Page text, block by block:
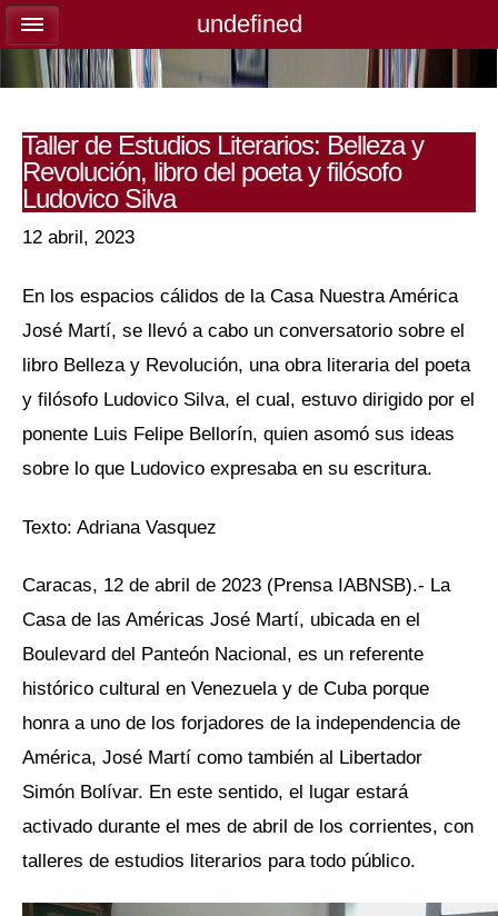
Taller de Estudios Literarios: Belleza y
Revolución, libro del poeta y filósofo
Ludovico Silva
12 abril, 2023
En los espacios cálidos de la Casa Nuestra América
José Martí, se llevó a cabo un conversatorio sobre el
libro Belleza y Revolución, una obra literaria del poeta
y filósofo Ludovico Silva, el cual, estuvo dirigido por el
ponente Luis Felipe Bellorín, quien asomó sus ideas
sobre lo que Ludovico expresaba en su escritura.
Texto: Adriana Vasquez
Caracas, 12 de abril de 2023 (Prensa IABNSB).- La
Casa de las Américas José Martí, ubicada en el
Boulevard del Panteón Nacional, es un referente
histórico cultural en Venezuela y de Cuba porque
honra a uno de los forjadores de la independencia de
América, José Martí como también al Libertador
Simón Bolívar. En este sentido, el lugar estará
activado durante el mes de abril de los corrientes, con
talleres de estudios literarios para todo público.
undefined
undefined